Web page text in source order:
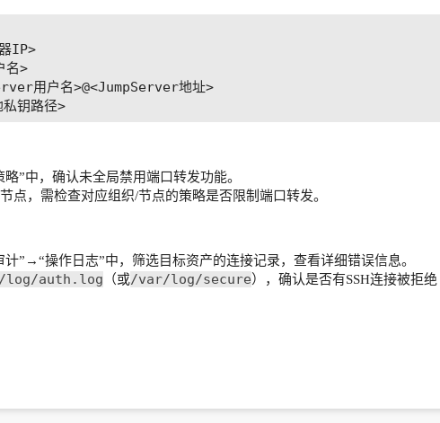
”中，确认未全局禁用端口转发功能。
点，需检查对应组织/节点的策略是否限制端口转发。
计”→“操作日志”中，筛选目标资产的连接记录，查看详细错误信息。
log/auth.log （或/var/log/secure），确认是否有SSH连接被拒绝